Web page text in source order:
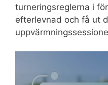
turneringsreglerna i
efterlevnad och få ut